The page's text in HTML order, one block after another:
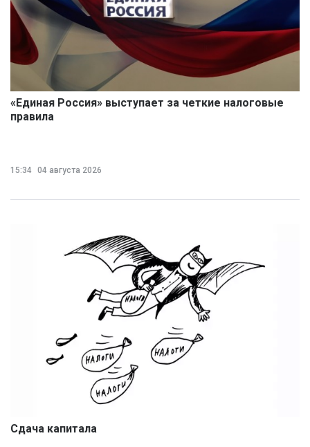
«Единая Россия» выступает за четкие налоговые
правила
15:34 04 августа 2026
Сдача капитала